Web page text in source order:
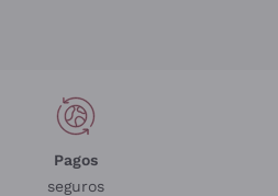
Pagos
seguros